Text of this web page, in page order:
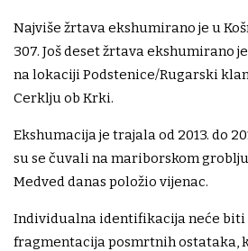
Najviše žrtava ekshumirano je u
307. Još deset žrtava ekshumirano
na lokaciji Podstenice/Rugarski
Cerklju ob Krki.
Ekshumacija je trajala od 2013. do
su se čuvali na mariborskom
Medved danas položio vijenac.
Individualna identifikacija neće biti
fragmentacija posmrtnih ostataka,